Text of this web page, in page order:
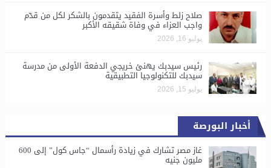
صلاح زلط وأسرة الفقيد يتقدمون بالشكر لكل من قدّم
واجب العزاء في وفاة شقيقه الأكبر
يوليو 16, 2026
رئيس سيدبك يهنئ خريجي الدفعة الأولى من مدرسة
سيدبك للتكنولوجيا التطبيقية
يوليو 15, 2026
أخبار البورصة
غاز مصر تشارك في زيادة رأسمال “جاس كول” إلى 600
مليون جنيه